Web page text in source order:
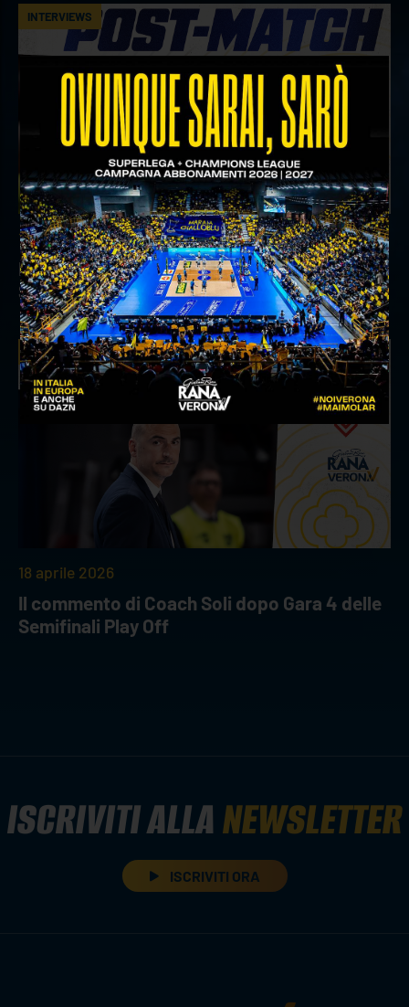
INTERVIEWS
18 aprile 2026
Il commento del ds Lami dopo Gara 4 delle
Semifinali Play Off
INTERVIEWS
18 aprile 2026
Il commento di Coach Soli dopo Gara 4 delle
Semifinali Play Off
ISCRIVITI ALLANEWSLETTER
ISCRIVITI ORA